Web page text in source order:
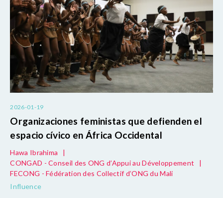
2026-01-19
Organizaciones feministas que defienden el
espacio cívico en África Occidental
Hawa Ibrahima
|
CONGAD - Conseil des ONG d’Appui au Développement
|
FECONG - Fédération des Collectif d’ONG du Mali
Influence